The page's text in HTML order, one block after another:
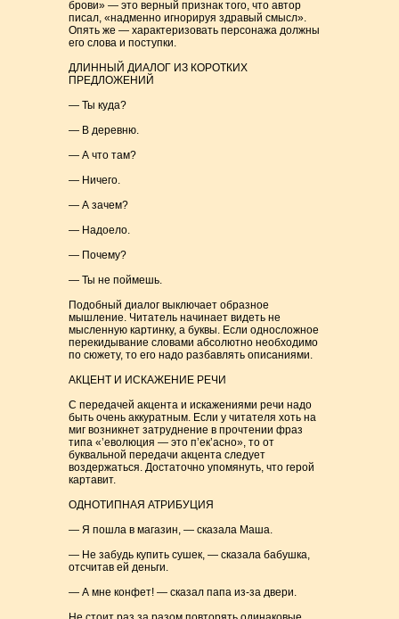
брови» — это верный признак того, что автор
писал, «надменно игнорируя здравый смысл».
Опять же — характеризовать персонажа должны
его слова и поступки.
ДЛИННЫЙ ДИАЛОГ ИЗ КОРОТКИХ
ПРЕДЛОЖЕНИЙ
— Ты куда?
— В деревню.
— А что там?
— Ничего.
— А зачем?
— Надоело.
— Почему?
— Ты не поймешь.
Подобный диалог выключает образное
мышление. Читатель начинает видеть не
мысленную картинку, а буквы. Если односложное
перекидывание словами абсолютно необходимо
по сюжету, то его надо разбавлять описаниями.
АКЦЕНТ И ИСКАЖЕНИЕ РЕЧИ
С передачей акцента и искажениями речи надо
быть очень аккуратным. Если у читателя хоть на
миг возникнет затруднение в прочтении фраз
типа «’eволюция — это п’ек’асно», то от
буквальной передачи акцента следует
воздержаться. Достаточно упомянуть, что герой
картавит.
ОДНОТИПНАЯ АТРИБУЦИЯ
— Я пошла в магазин, — сказала Маша.
— Не забудь купить сушек, — сказала бабушка,
отсчитав ей деньги.
— А мне конфет! — сказал папа из-за двери.